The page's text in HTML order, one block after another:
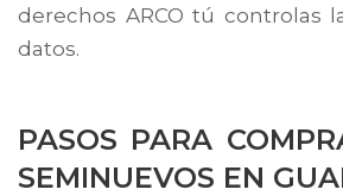
derechos ARCO tú controlas
datos.
PASOS PARA
SEMINUEVOS EN